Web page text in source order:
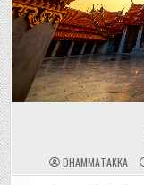
DHAMMATAKKA